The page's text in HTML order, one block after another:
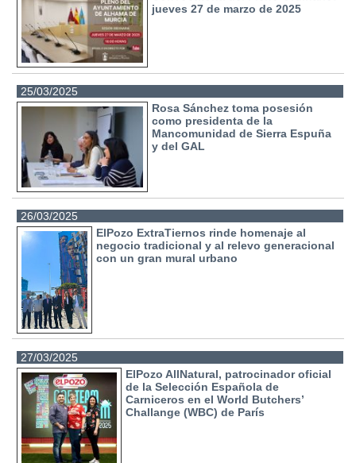
jueves 27 de marzo de 2025
25/03/2025
Rosa Sánchez toma posesión
como presidenta de la
Mancomunidad de Sierra Espuña
y del GAL
26/03/2025
ElPozo ExtraTiernos rinde homenaje al
negocio tradicional y al relevo generacional
con un gran mural urbano
27/03/2025
ElPozo AllNatural, patrocinador oficial
de la Selección Española de
Carniceros en el World Butchers’
Challange (WBC) de París